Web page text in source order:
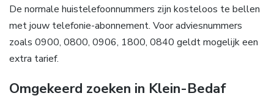
De normale huistelefoonnummers zijn kosteloos te bellen
met jouw telefonie-abonnement. Voor adviesnummers
zoals 0900, 0800, 0906, 1800, 0840 geldt mogelijk een
extra tarief.
Omgekeerd zoeken in Klein-Bedaf